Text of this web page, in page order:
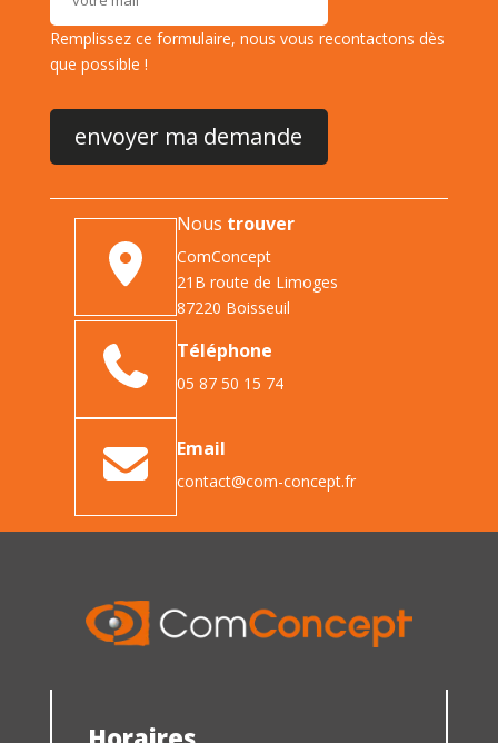
Remplissez ce formulaire, nous vous recontactons dès
que possible !
Nous trouver
ComConcept
21B route de Limoges
87220 Boisseuil
Téléphone
05 87 50 15 74
Email
contact@com-concept.fr